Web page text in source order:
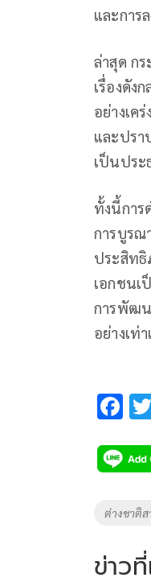
และการ
ล่าสุด ก
เรื่องดัง
อย่างเค
และปร
เป็นปร
ทั้งนี้การ
การบูรณ
ประสิทธิ
เอกชนเ
การพัฒน
อย่างเท่
F
e
b
o
k
Tags
ต่างชาติ
ข่าว